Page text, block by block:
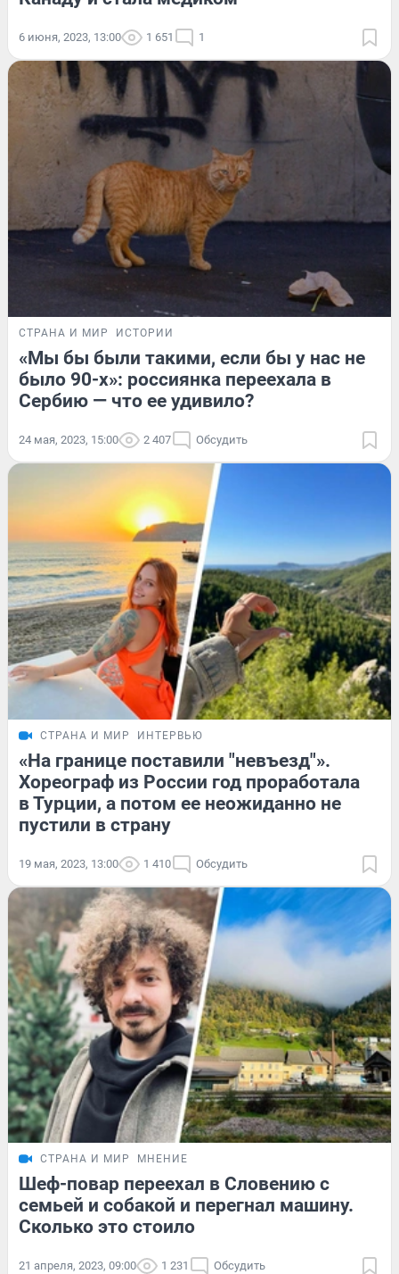
6 июня, 2023, 13:00 1 651 1
СТРАНА И МИР ИСТОРИИ
«Мы бы были такими, если бы у нас не
было 90-х»: россиянка переехала в
Сербию — что ее удивило?
24 мая, 2023, 15:00 2 407 Обсудить
СТРАНА И МИР ИНТЕРВЬЮ
«На границе поставили "невъезд"».
Хореограф из России год проработала
в Турции, а потом ее неожиданно не
пустили в страну
19 мая, 2023, 13:00 1 410 Обсудить
СТРАНА И МИР МНЕНИЕ
Шеф-повар переехал в Словению с
семьей и собакой и перегнал машину.
Сколько это стоило
21 апреля, 2023, 09:00 1 231 Обсудить